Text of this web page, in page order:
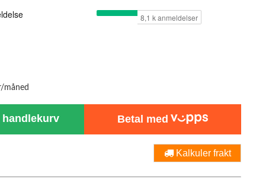
måned
Betal med
Kalkuler frakt